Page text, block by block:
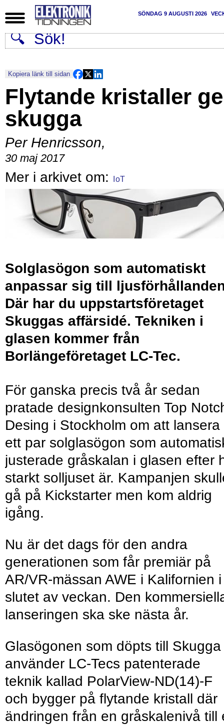
SÖNDAG 9 AUGUSTI 2026
Kopiera länk till sidan
Flytande kristaller
skugga
Per Henricsson,
30 maj 2017
IoT
Solglasögon som automatiskt
anpassar sig till
Där har du uppstartsföretaget
Skuggas affärsidé. Tekniken i
glasen kommer från
Borlängeföretaget LC-Tec.
För ganska precis två år sedan
pratade designkonsulten Top
Desing i Stockholm om att lansera
ett par solglasögon som
justerade gråskalan i glasen efter
starkt solljuset är. Kampanjen
gå på Kickstarter men kom aldrig
igång.
Nu är det dags för den andra
generationen som får premiär på
AR/VR-mässan AWE i Kalifornien i
slutet av veckan. Den
lanseringen ska ske nästa år.
Glasögonen som döpts till Skugga
använder LC-Tecs patenterade
teknik kallad PolarView-ND(14)-F
och bygger på flytande kristall där
ändringen från en gråskalenivå till